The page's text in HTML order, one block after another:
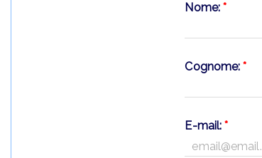
Nome:*
Cognome:*
E-mail:*